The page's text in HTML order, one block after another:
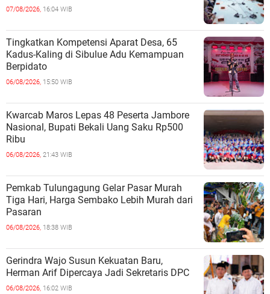
07/08/2026, 16:04 WIB
Tingkatkan Kompetensi Aparat Desa, 65
Kadus-Kaling di Sibulue Adu Kemampuan
Berpidato
06/08/2026, 15:50 WIB
Kwarcab Maros Lepas 48 Peserta Jambore
Nasional, Bupati Bekali Uang Saku Rp500
Ribu
06/08/2026, 21:43 WIB
Pemkab Tulungagung Gelar Pasar Murah
Tiga Hari, Harga Sembako Lebih Murah dari
Pasaran
06/08/2026, 18:38 WIB
Gerindra Wajo Susun Kekuatan Baru,
Herman Arif Dipercaya Jadi Sekretaris DPC
06/08/2026, 16:02 WIB